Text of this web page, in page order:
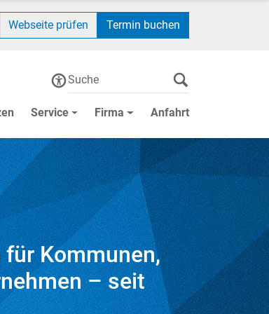
Webseite prüfen Termin buchen
Service Firma Anfahrt
Kommunen,
– seit